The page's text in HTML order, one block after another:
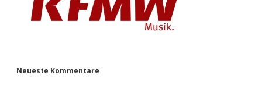
Neueste Kommentare